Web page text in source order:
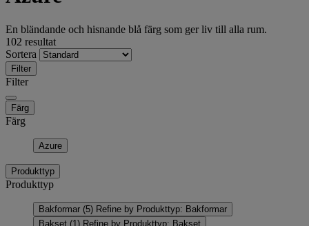
En bländande och hisnande blå färg som ger liv till alla rum.
102 resultat
Sortera
Filter
Filter
Färg
Färg
Azure
Produkttyp
Produkttyp
Bakformar (5) Refine by Produkttyp: Bakformar
Bakset (1) Refine by Produkttyp: Bakset